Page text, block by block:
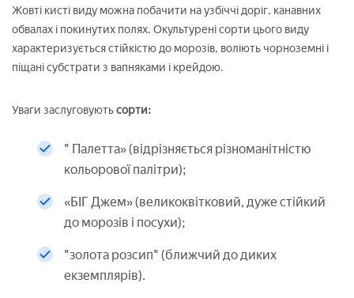
Жовті кисті виду можна побачити на узбіччі доріг, канавних
обвалах і покинутих полях. Окультурені сорти цього виду
характеризується стійкістю до морозів, воліють чорноземні і
піщані субстрати з вапняками і крейдою.
Уваги заслуговуютьсорти:
" Палетта» (відрізняється різноманітністю
кольорової палітри);
«БІГ Джем» (великоквітковий, дуже стійкий
до морозів і посухи);
"золота розсип" (ближчий до диких
екземплярів).